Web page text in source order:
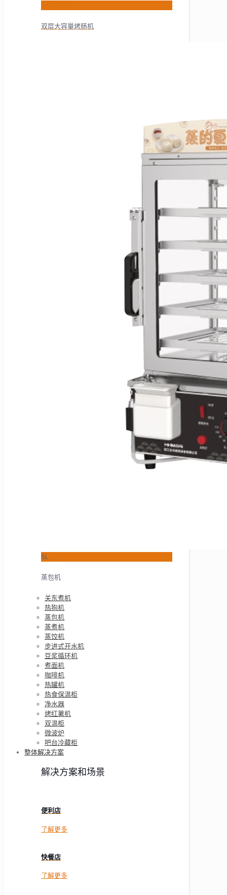
双层大容量烤肠机
5L
蒸包机
关东煮机
热狗机
蒸包机
蒸煮机
蒸饺机
步进式开水机
豆浆循环机
煮面机
咖啡机
热罐机
热食保温柜
净水器
烤红薯机
双温柜
微波炉
吧台冷藏柜
整体解决方案
解决方案和场景
便利店
了解更多
快餐店
了解更多